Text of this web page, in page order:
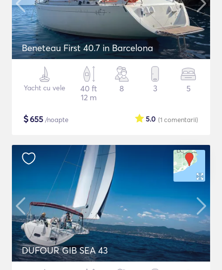
Beneteau First 40.7 in Barcelona
Yacht cu vele
40 ft
12 m
8 3 5
$655 /noapte (1 comentarii)
5.0
DUFOUR GIB SEA 43